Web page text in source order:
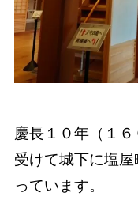
慶長１０年（１
受けて城下に塩
っています。